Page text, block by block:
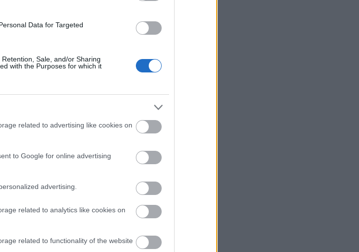
Data for Targeted
Sale, and/or Sharing
with the Purposes for which it
related to advertising like cookies on
to Google for online advertising
advertising.
related to analytics like cookies on
related to functionality of the website
volt
A magyar hátvéd lőtte csapata első
egy gólra hozta fel csapatát, de
lett a vége. Ez…